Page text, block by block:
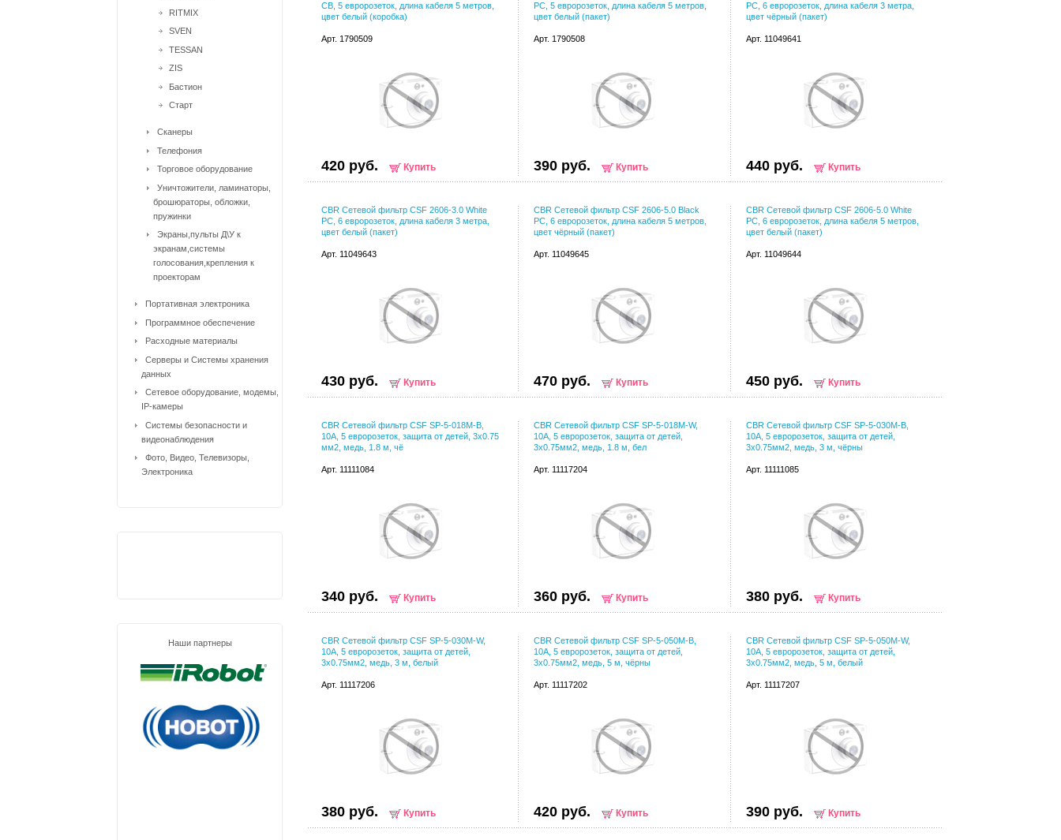
CB, 5 евророзеток, длина кабеля 5 метров,
цвет белый (коробка)
Арт. 1790509
420 руб. Купить
PC, 5 евророзеток, длина кабеля 5 метров,
цвет белый (пакет)
Арт. 1790508
390 руб. Купить
PC, 6 евророзеток, длина кабеля 3 метра,
цвет чёрный (пакет)
Арт. 11049641
440 руб. Купить
CBR Сетевой фильтр CSF 2606-3.0 White
PC, 6 евророзеток, длина кабеля 3 метра,
цвет белый (пакет)
Арт. 11049643
430 руб. Купить
CBR Сетевой фильтр CSF 2606-5.0 Black
PC, 6 евророзеток, длина кабеля 5 метров,
цвет чёрный (пакет)
Арт. 11049645
470 руб. Купить
CBR Сетевой фильтр CSF 2606-5.0 White
PC, 6 евророзеток, длина кабеля 5 метров,
цвет белый (пакет)
Арт. 11049644
450 руб. Купить
CBR Сетевой фильтр CSF SP-5-018M-B,
10A, 5 евророзеток, защита от детей, 3x0.75
мм2, медь, 1.8 м, чё
Арт. 11111084
340 руб. Купить
CBR Сетевой фильтр CSF SP-5-018M-W,
10A, 5 евророзеток, защита от детей,
3x0.75мм2, медь, 1.8 м, бел
Арт. 11117204
360 руб. Купить
CBR Сетевой фильтр CSF SP-5-030M-B,
10A, 5 евророзеток, защита от детей,
3x0.75мм2, медь, 3 м, чёрны
Арт. 11111085
380 руб. Купить
CBR Сетевой фильтр CSF SP-5-030M-W,
10A, 5 евророзеток, защита от детей,
3x0.75мм2, медь, 3 м, белый
Арт. 11117206
380 руб. Купить
CBR Сетевой фильтр CSF SP-5-050M-B,
10A, 5 евророзеток, защита от детей,
3x0.75мм2, медь, 5 м, чёрны
Арт. 11117202
420 руб. Купить
CBR Сетевой фильтр CSF SP-5-050M-W,
10A, 5 евророзеток, защита от детей,
3x0.75мм2, медь, 5 м, белый
Арт. 11117207
390 руб. Купить
RITMIX
SVEN
TESSAN
ZIS
Бастион
Старт
Сканеры
Телефония
Торговое оборудование
Уничтожители, ламинаторы,
брошюраторы, обложки,
пружинки
Экраны,пульты Д\У к
экранам,системы
голосования,крепления к
проекторам
Портативная электроника
Программное обеспечение
Расходные материалы
Серверы и Системы хранения
данных
Сетевое оборудование, модемы,
IP-камеры
Системы безопасности и
видеонаблюдения
Фото, Видео, Телевизоры,
Электроника
Наши партнеры